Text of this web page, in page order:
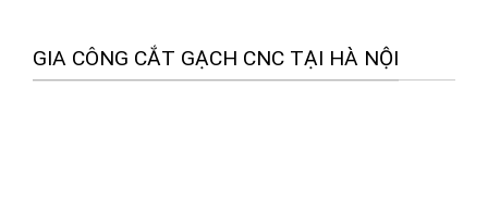
GIA CÔNG CẮT GẠCH CNC TẠI HÀ NỘI